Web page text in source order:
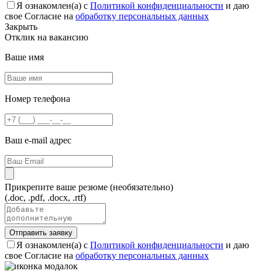
Я ознакомлен(а) с Политикой конфиденциальности и даю
свое Согласие на обработку персональных данных
Закрыть
Отклик на вакансию
Ваше имя
Номер телефона
Ваш e-mail адрес
Прикрепите ваше резюме (необязательно)
(.doc, .pdf, .docx, .rtf)
Отправить заявку
Я ознакомлен(а) с Политикой конфиденциальности и даю
свое Согласие на обработку персональных данных